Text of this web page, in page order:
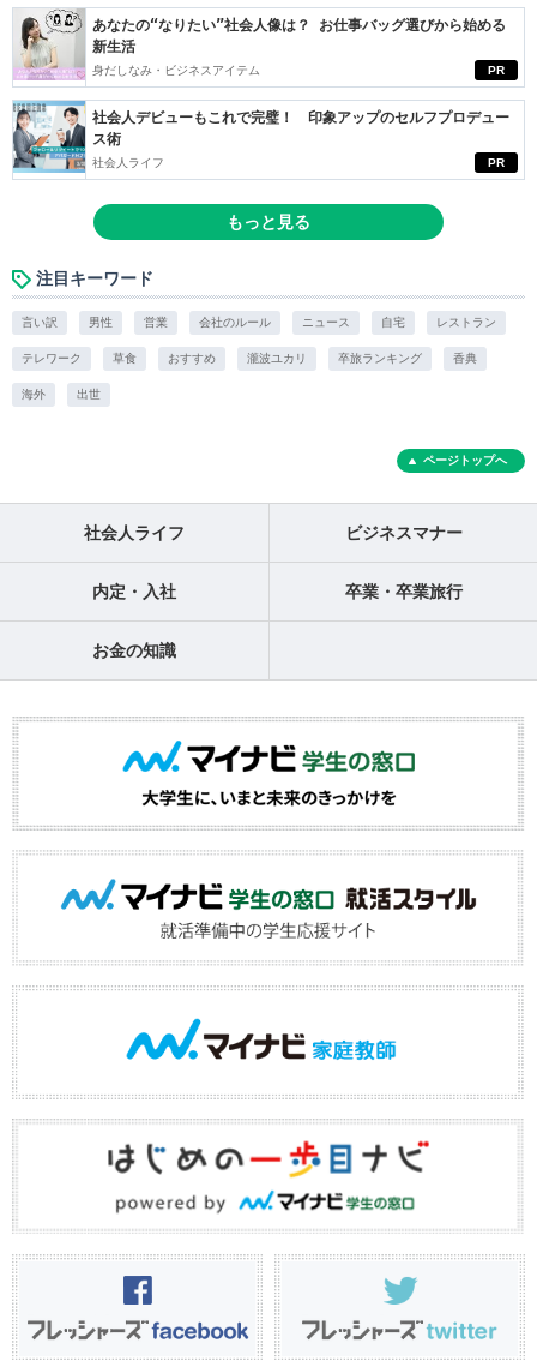
PR
あなたの“なりたい”社会人像は？ お仕事バッグ選びから始める
新生活
身だしなみ・ビジネスアイテム
PR
社会人デビューもこれで完璧！ 印象アップのセルフプロデュー
ス術
社会人ライフ
もっと見る
注目キーワード
言い訳 男性 営業 会社のルール ニュース 自宅 レストラン
テレワーク 草食 おすすめ 瀧波ユカリ 卒旅ランキング 香典
海外 出世
ページトップへ
社会人ライフ ビジネスマナー
内定・入社 卒業・卒業旅行
お金の知識